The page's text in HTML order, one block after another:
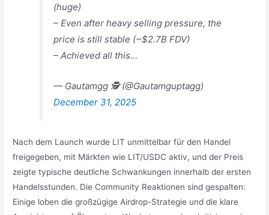
(huge)
– Even after heavy selling pressure, the
price is still stable (~$2.7B FDV)
– Achieved all this…
— Gautamgg 🕵 (@Gautamguptagg)
December 31, 2025
Nach dem Launch wurde LIT unmittelbar für den Handel
freigegeben, mit Märkten wie LIT/USDC aktiv, und der Preis
zeigte typische deutliche Schwankungen innerhalb der ersten
Handelsstunden. Die Community Reaktionen sind gespalten:
Einige loben die großzügige Airdrop-Strategie und die klare